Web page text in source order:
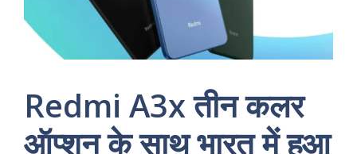
Redmi A3x तीन कलर
ऑप्शन के साथ भारत में हुआ